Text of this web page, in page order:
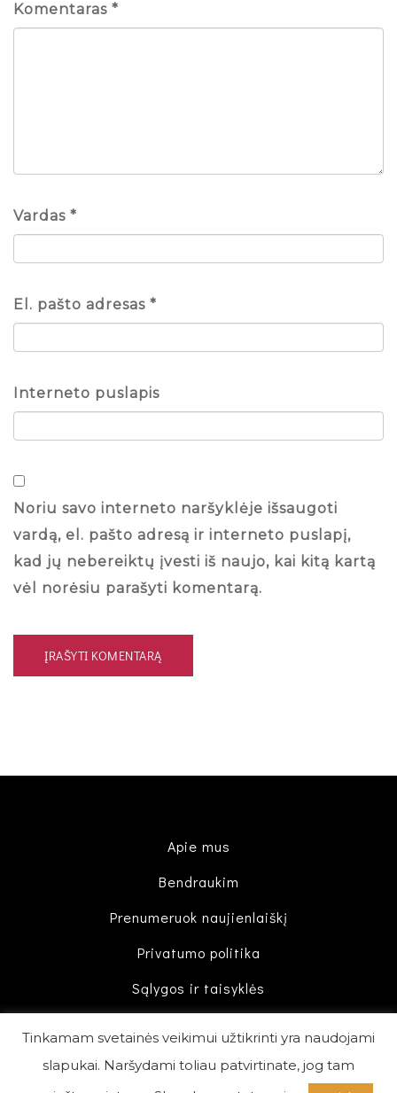
Komentaras *
Vardas *
El. pašto adresas *
Interneto puslapis
Noriu savo interneto naršyklėje išsaugoti
vardą, el. pašto adresą ir interneto puslapį,
kad jų nebereiktų įvesti iš naujo, kai kitą kartą
vėl norėsiu parašyti komentarą.
Apie mus
Bendraukim
Prenumeruok naujienlaiškį
Privatumo politika
Sąlygos ir taisyklės
Tinkamam svetainės veikimui užtikrinti yra naudojami
slapukai. Naršydami toliau patvirtinate, jog tam